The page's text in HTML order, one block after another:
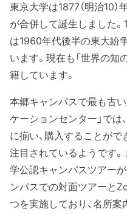
東京大学は1877（明治10
が合併して誕生しました。
は1960年代後半の東大紛
います。現在も「世界の知
籍しています。
本郷キャンパスで最も古
ケーションセンター」では
に揃い、購入することが
注目されているようです
学公認キャンパスツアー
ンパスでの対面ツアーと
つを実施しており、名所